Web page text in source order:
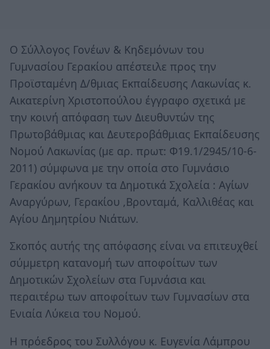
O Σύλλογος Γονέων & Κηδεμόνων του
Γυμνασίου Γερακίου απέστειλε προς την
Προϊσταμένη Δ/θμιας Εκπαίδευσης Λακωνίας κ.
Αικατερίνη Χριστοπούλου έγγραφο σχετικά με
την κοινή απόφαση των Διευθυντών της
Πρωτοβάθμιας και Δευτεροβάθμιας Εκπαίδευσης
Νομού Λακωνίας (με αρ. πρωτ: Φ19.1/2945/10-6-
2011) σύμφωνα με την οποία στο Γυμνάσιο
Γερακίου ανήκουν τα Δημοτικά Σχολεία : Αγίων
Αναργύρων, Γερακίου ,Βρονταμά, Καλλιθέας και
Αγίου Δημητρίου Νιάτων.
Σκοπός αυτής της απόφασης είναι να επιτευχθεί
σύμμετρη κατανομή των αποφοίτων των
Δημοτικών Σχολείων στα Γυμνάσια και
περαιτέρω των αποφοίτων των Γυμνασίων στα
Ενιαία Λύκεια του Νομού.
Η πρόεδρος του Συλλόγου κ. Ευγενία Λάμπρου